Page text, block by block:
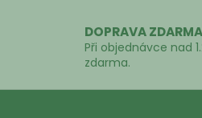
s
u
DOPRAVA ZDARMA
Při objednávce nad
zdarma.